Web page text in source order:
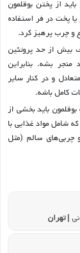
از پختن بوقلمون
پخت در فر استفاده
و چرب پرهیز کرد.
بیش از حد پروتئین
بشه. بنابراین
و در کنار سایر
کامل باشه.
باید بخشی از
شامل مواد غذایی با
چربی‌های سالم (مثل
| تهران